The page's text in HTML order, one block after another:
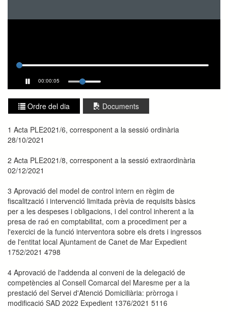
00:00:05
Ordre del dia Documents
1 Acta PLE2021/6, corresponent a la sessió ordinària
28/10/2021
2 Acta PLE2021/8, corresponent a la sessió extraordinària
02/12/2021
3 Aprovació del model de control intern en règim de
fiscalització i intervenció limitada prèvia de requisits bàsics
per a les despeses i obligacions, i del control inherent a la
presa de raó en comptabilitat, com a procediment per a
l'exercici de la funció interventora sobre els drets i ingressos
de l'entitat local Ajuntament de Canet de Mar Expedient
1752/2021 4798
4 Aprovació de l'addenda al conveni de la delegació de
competències al Consell Comarcal del Maresme per a la
prestació del Servei d'Atenció Domiciliària: pròrroga i
modificació SAD 2022 Expedient 1376/2021 5116